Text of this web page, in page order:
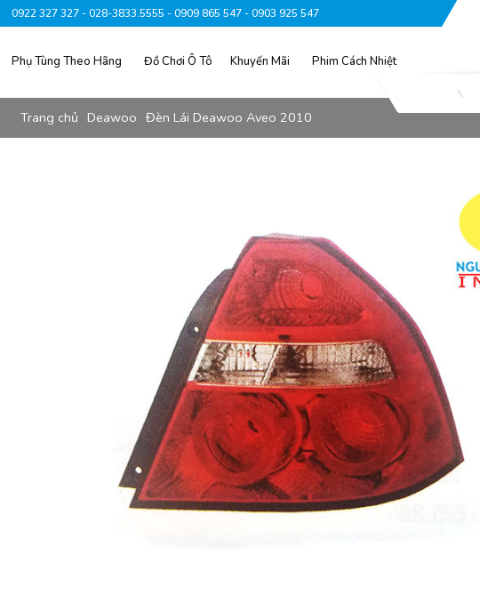
0922 327 327 - 028-3833.5555 - 0909 865 547 - 0903 925 547
Phụ Tùng Theo Hãng Đồ Chơi Ô Tô Khuyến Mãi Phim Cách Nhiệt
Trang chủ Deawoo Đèn Lái Deawoo Aveo 2010